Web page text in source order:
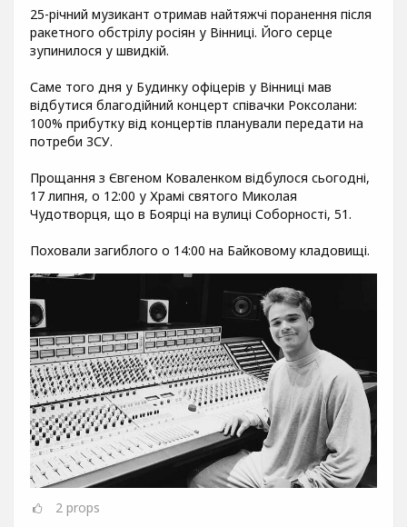
25-річний музикант отримав найтяжчі поранення після
ракетного обстрілу росіян у Вінниці. Його серце
зупинилося у швидкій.
Саме того дня у Будинку офіцерів у Вінниці мав
відбутися благодійний концерт співачки Роксолани:
100% прибутку від концертів планували передати на
потреби ЗСУ.
Прощання з Євгеном Коваленком відбулося сьогодні,
17 липня, о 12:00 у Храмі святого Миколая
Чудотворця, що в Боярці на вулиці Соборності, 51.
Поховали загиблого о 14:00 на Байковому кладовищі.
2 props